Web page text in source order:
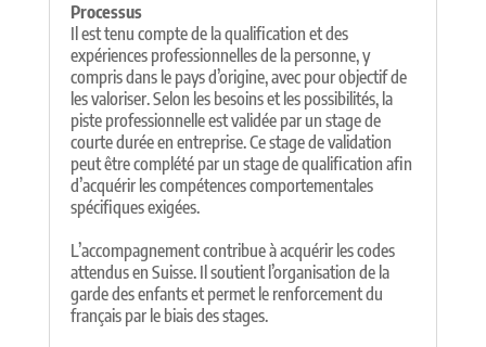
Processus
Il est tenu compte de la qualification et des
expériences professionnelles de la personne, y
compris dans le pays d’origine, avec pour objectif de
les valoriser. Selon les besoins et les possibilités, la
piste professionnelle est validée par un stage de
courte durée en entreprise. Ce stage de validation
peut être complété par un stage de qualification afin
d’acquérir les compétences comportementales
spécifiques exigées.
L’accompagnement contribue à acquérir les codes
attendus en Suisse. Il soutient l’organisation de la
garde des enfants et permet le renforcement du
français par le biais des stages.